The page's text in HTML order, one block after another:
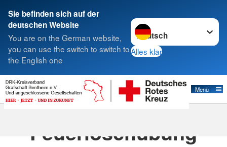
Sie befinden sich auf der
deutschen Website
You are on the German website,
you can use the switch to switch to
the English one
Sprache wechseln zu
Alles klar
Menü
Suche
Aktuelles
Feuerlöschübung